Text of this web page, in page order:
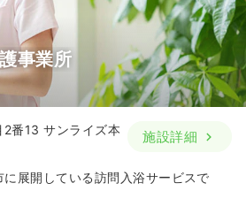
事業所
番13 サンライズ本
施設詳細
に展開している訪問入浴サービスで